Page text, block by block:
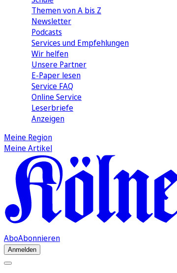
Themen von A bis Z
Newsletter
Podcasts
Services und Empfehlungen
Wir helfen
Unsere Partner
E-Paper lesen
Service FAQ
Online Service
Leserbriefe
Anzeigen
Meine Region
Meine Artikel
AboAbonnieren
Anmelden